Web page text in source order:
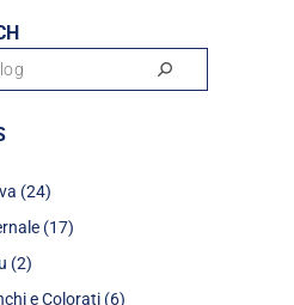
(24)
(17)
(2)
e Colorati (6)